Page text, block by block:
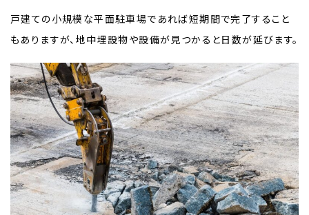
戸建ての小規模な平面駐車場であれば短期間で完了すること
もありますが、地中埋設物や設備が見つかると日数が延びます。